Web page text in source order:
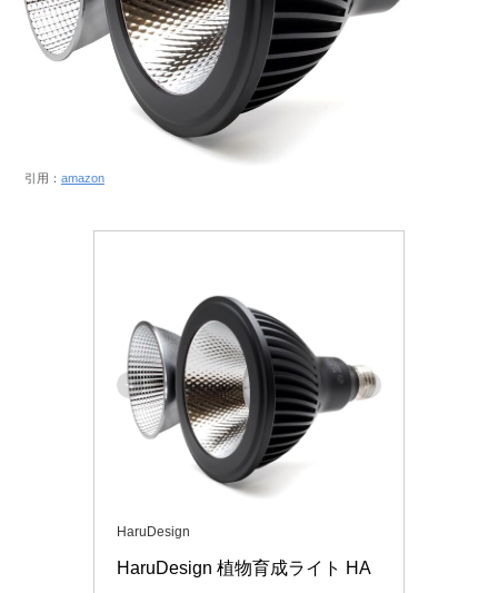
引用： amazon
HaruDesign
HaruDesign 植物育成ライト HA